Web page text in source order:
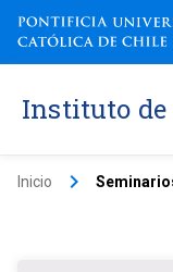
Instituto de
Inicio keyboard_arrow_right